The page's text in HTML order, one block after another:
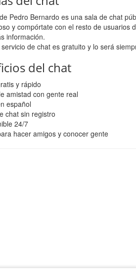
Pedro Bernardo es una sala de chat
y compórtate con el resto de usuarios
información.
de chat es gratuito y lo será
del chat
y rápido
amistad con gente real
español
chat sin registro
24/7
hacer amigos y conocer gente